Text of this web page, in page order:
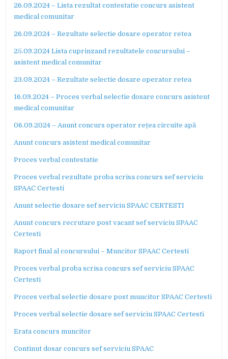
26.09.2024 – Lista rezultat contestatie concurs asistent
medical comunitar
26.09.2024 – Rezultate selectie dosare operator retea
25.09.2024 Lista cuprinzand rezultatele concursului –
asistent medical comunitar
23.09.2024 – Rezultate selectie dosare operator retea
16.09.2024 – Proces verbal selectie dosare concurs asistent
medical comunitar
06.09.2024 – Anunt concurs operator rețea circuite apă
Anunt concurs asistent medical comunitar
Proces verbal contestatie
Proces verbal rezultate proba scrisa concurs sef serviciu
SPAAC Certesti
Anunt selectie dosare sef serviciu SPAAC CERTESTI
Anunt concurs recrutare post vacant sef serviciu SPAAC
Certesti
Raport final al concursului – Muncitor SPAAC Certesti
Proces verbal proba scrisa concurs sef serviciu SPAAC
Certesti
Proces verbal selectie dosare post muncitor SPAAC Certesti
Proces verbal selectie dosare sef serviciu SPAAC Certesti
Erata concurs muncitor
Continut dosar concurs sef serviciu SPAAC